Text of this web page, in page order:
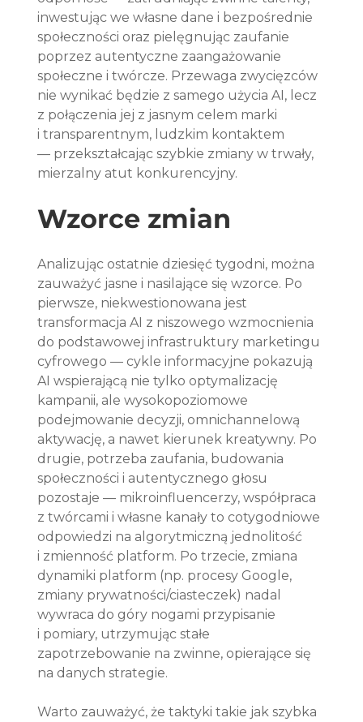
inwestując we własne dane i bezpośrednie
społeczności oraz pielęgnując zaufanie
poprzez autentyczne zaangażowanie
społeczne i twórcze. Przewaga zwycięzców
nie wynikać będzie z samego użycia AI, lecz
z połączenia jej z jasnym celem marki
i transparentnym, ludzkim kontaktem
— przekształcając szybkie zmiany w trwały,
mierzalny atut konkurencyjny.
Wzorce zmian
Analizując ostatnie dziesięć tygodni, można
zauważyć jasne i nasilające się wzorce. Po
pierwsze, niekwestionowana jest
transformacja AI z niszowego wzmocnienia
do podstawowej infrastruktury marketingu
cyfrowego — cykle informacyjne pokazują
AI wspierającą nie tylko optymalizację
kampanii, ale wysokopoziomowe
podejmowanie decyzji, omnichannelową
aktywację, a nawet kierunek kreatywny. Po
drugie, potrzeba zaufania, budowania
społeczności i autentycznego głosu
pozostaje — mikroinfluencerzy, współpraca
z twórcami i własne kanały to cotygodniowe
odpowiedzi na algorytmiczną jednolitość
i zmienność platform. Po trzecie, zmiana
dynamiki platform (np. procesy Google,
zmiany prywatności/ciasteczek) nadal
wywraca do góry nogami przypisanie
i pomiary, utrzymując stałe
zapotrzebowanie na zwinne, opierające się
na danych strategie.
Warto zauważyć, że taktyki takie jak szybka